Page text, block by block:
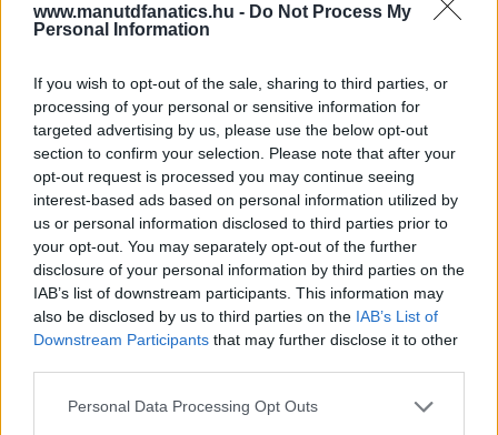
www.manutdfanatics.hu - Do Not Process My
Personal Information
If you wish to opt-out of the sale, sharing to third parties, or
processing of your personal or sensitive information for
targeted advertising by us, please use the below opt-out
section to confirm your selection. Please note that after your
opt-out request is processed you may continue seeing
interest-based ads based on personal information utilized by
us or personal information disclosed to third parties prior to
your opt-out. You may separately opt-out of the further
disclosure of your personal information by third parties on the
IAB’s list of downstream participants. This information may
also be disclosed by us to third parties on the IAB’s List of
Downstream Participants that may further disclose it to other
Please note that this website/app uses one or more Google
Personal Data Processing Opt Outs